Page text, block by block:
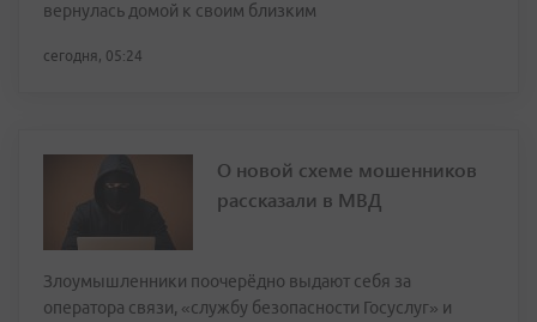
вернулась домой к своим близким
сегодня, 05:24
О новой схеме мошенников
рассказали в МВД
Злоумышленники поочерёдно выдают себя за
оператора связи, «службу безопасности Госуслуг» и